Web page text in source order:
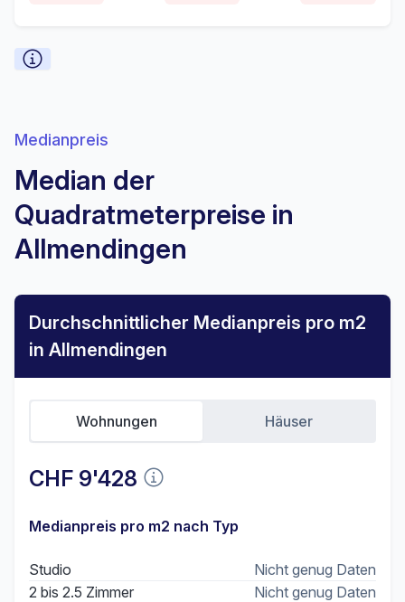
Medianpreis
Median der
Quadratmeterpreise in
Allmendingen
Durchschnittlicher Medianpreis pro m2
in Allmendingen
CHF 9'428
Wohnungen Häuser
Medianpreis pro m2 nach Typ
Studio
Nicht genug Daten
2 bis 2.5 Zimmer
Nicht genug Daten